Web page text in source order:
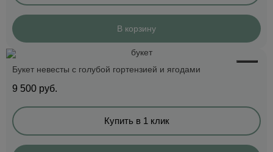
В корзину
Букет невесты с голубой гортензией и ягодами
9 500 руб.
Купить в 1 клик